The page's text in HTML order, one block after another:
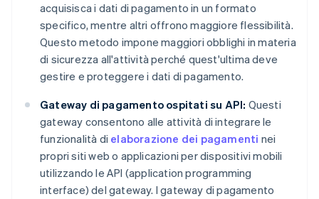
acquisisca i dati di pagamento in un formato
specifico, mentre altri offrono maggiore flessibilità.
Questo metodo impone maggiori obblighi in materia
di sicurezza all'attività perché quest'ultima deve
gestire e proteggere i dati di pagamento.
Gateway di pagamento ospitati su API: Questi
gateway consentono alle attività di integrare le
funzionalità di elaborazione dei pagamenti nei
propri siti web o applicazioni per dispositivi mobili
utilizzando le API (application programming
interface) del gateway. I gateway di pagamento